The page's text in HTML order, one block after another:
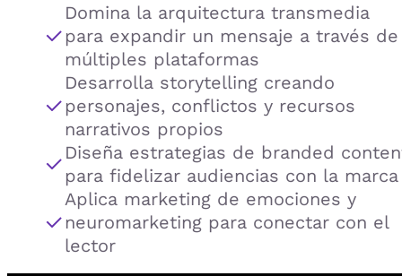
Domina la arquitectura transmedia
para expandir un mensaje a través de
múltiples plataformas
Desarrolla storytelling creando
personajes, conflictos y recursos
narrativos propios
Diseña estrategias de branded
para fidelizar audiencias con la marca
Aplica marketing de emociones y
neuromarketing para conectar con el
lector